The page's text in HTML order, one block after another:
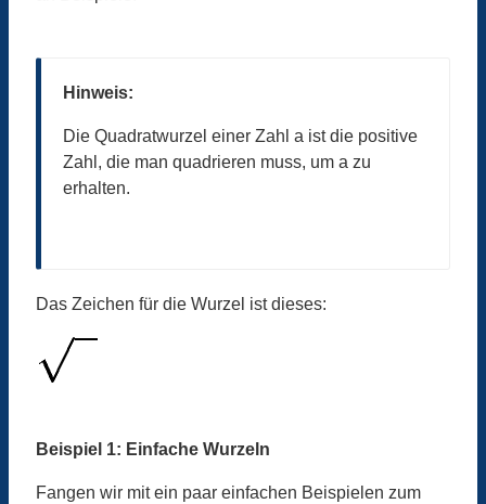
Hinweis:
Die Quadratwurzel einer Zahl a ist die positive
Zahl, die man quadrieren muss, um a zu
erhalten.
Das Zeichen für die Wurzel ist dieses:
Beispiel 1: Einfache Wurzeln
Fangen wir mit ein paar einfachen Beispielen zum